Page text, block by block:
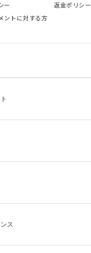
ー
返金ポリシー
ントに対する方
ス